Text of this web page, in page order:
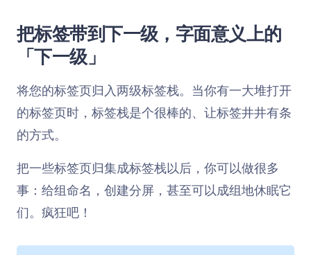
把标签带到下一级，字面意义上的
「下一级」
将您的标签页归入两级标签栈。当你有一大堆打开
的标签页时，标签栈是个很棒的、让标签井井有条
的方式。
把一些标签页归集成标签栈以后，你可以做很多
事：给组命名，创建分屏，甚至可以成组地休眠它
们。疯狂吧！